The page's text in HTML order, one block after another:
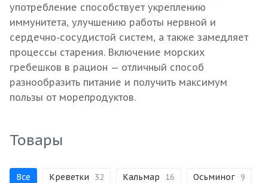
употребление способствует укреплению
иммунитета, улучшению работы нервной и
сердечно-сосудистой систем, а также замедляет
процессы старения. Включение морских
гребешков в рацион — отличный способ
разнообразить питание и получить максимум
пользы от морепродуктов.
Товары
Все Креветки 32 Кальмар 16 Осьминог 9